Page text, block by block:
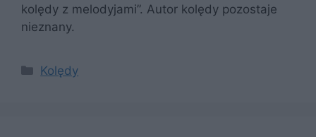
kolędy z melodyjami”. Autor kolędy pozostaje
nieznany.
Kategorie
Kolędy